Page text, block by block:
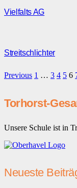
Vielfalts AG
Streitschlichter
Previous 1 … 3 4 5 6
Torhorst-
Unsere Schule ist in
Neueste